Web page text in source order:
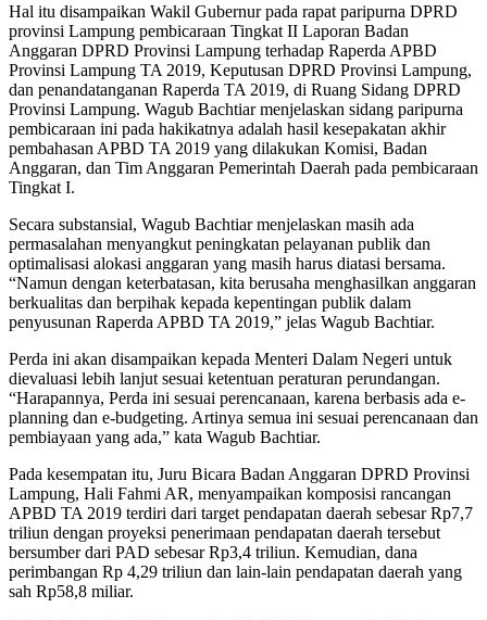
Hal itu disampaikan Wakil Gubernur pada rapat paripurna DPRD
provinsi Lampung pembicaraan Tingkat II Laporan Badan
Anggaran DPRD Provinsi Lampung terhadap Raperda APBD
Provinsi Lampung TA 2019, Keputusan DPRD Provinsi Lampung,
dan penandatanganan Raperda TA 2019, di Ruang Sidang DPRD
Provinsi Lampung. Wagub Bachtiar menjelaskan sidang paripurna
pembicaraan ini pada hakikatnya adalah hasil kesepakatan akhir
pembahasan APBD TA 2019 yang dilakukan Komisi, Badan
Anggaran, dan Tim Anggaran Pemerintah Daerah pada pembicaraan
Tingkat I.
Secara substansial, Wagub Bachtiar menjelaskan masih ada
permasalahan menyangkut peningkatan pelayanan publik dan
optimalisasi alokasi anggaran yang masih harus diatasi bersama.
“Namun dengan keterbatasan, kita berusaha menghasilkan anggaran
berkualitas dan berpihak kepada kepentingan publik dalam
penyusunan Raperda APBD TA 2019,” jelas Wagub Bachtiar.
Perda ini akan disampaikan kepada Menteri Dalam Negeri untuk
dievaluasi lebih lanjut sesuai ketentuan peraturan perundangan.
“Harapannya, Perda ini sesuai perencanaan, karena berbasis ada e-
planning dan e-budgeting. Artinya semua ini sesuai perencanaan dan
pembiayaan yang ada,” kata Wagub Bachtiar.
Pada kesempatan itu, Juru Bicara Badan Anggaran DPRD Provinsi
Lampung, Hali Fahmi AR, menyampaikan komposisi rancangan
APBD TA 2019 terdiri dari target pendapatan daerah sebesar Rp7,7
triliun dengan proyeksi penerimaan pendapatan daerah tersebut
bersumber dari PAD sebesar Rp3,4 triliun. Kemudian, dana
perimbangan Rp 4,29 triliun dan lain-lain pendapatan daerah yang
sah Rp58,8 miliar.